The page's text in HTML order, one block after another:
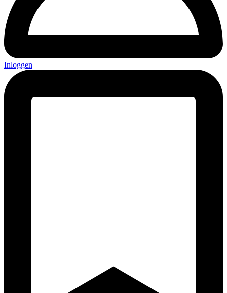
Inloggen